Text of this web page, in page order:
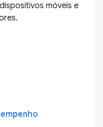
móveis e